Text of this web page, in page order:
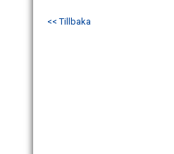
<< Tillbaka